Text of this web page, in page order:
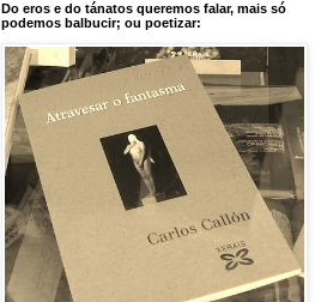
Do eros e do tánatos queremos falar, mais só
podemos balbucir; ou poetizar: